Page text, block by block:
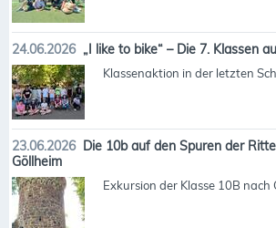
24.06.2026 „I like to bike“ – Die 7. Klassen
Klassenaktion in der letzten
23.06.2026 Die 10b auf den Spuren der
Göllheim
Exkursion der Klasse 10B nach